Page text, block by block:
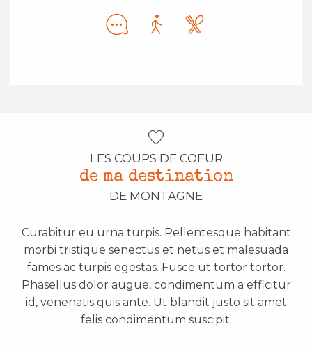
LES COUPS DE COEUR
de ma destination
DE MONTAGNE
Curabitur eu urna turpis. Pellentesque habitant
morbi tristique senectus et netus et malesuada
fames ac turpis egestas. Fusce ut tortor tortor.
Phasellus dolor augue, condimentum a efficitur
id, venenatis quis ante. Ut blandit justo sit amet
felis condimentum suscipit.